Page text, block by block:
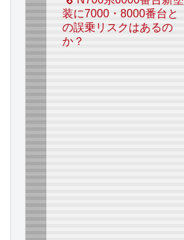
装に7000・8000番台と
の誤乗リスクはあるの
か？